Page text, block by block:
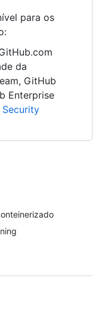
para os
da
GitHub
Enterprise